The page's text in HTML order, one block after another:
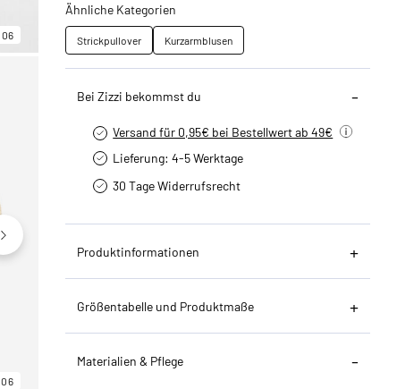
06
06
Ähnliche Kategorien
Strickpullover Kurzarmblusen
Bei Zizzi bekommst du
Versand für 0,95€ bei Bestellwert ab 49€
Lieferung: 4-5 Werktage
30 Tage Widerrufsrecht
Produktinformationen
Größentabelle und Produktmaße
Materialien & Pflege